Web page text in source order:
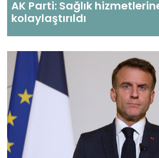
AK Parti: Sağlık
kolaylaştırıldı